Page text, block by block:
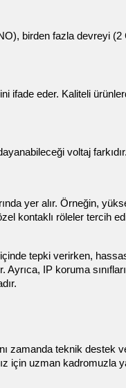
birden fazla devreyi (2
ifade eder. Kaliteli
voltaj farkıdır.
yer alır. Örneğin,
kontaklı röleler tercih
tepki verirken,
Ayrıca, IP koruma
zamanda teknik destek
için uzman kadromuzla